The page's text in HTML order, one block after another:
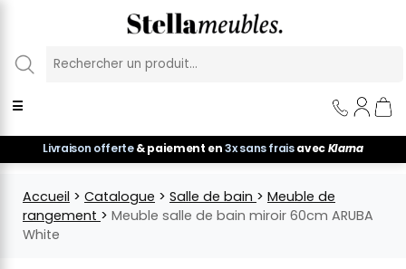
☰
Livraison offerte& paiement en3x sans fraisavecKlarna
Accueil > Catalogue > Salle de bain > Meuble de
rangement > Meuble salle de bain miroir 60cm ARUBA
White
Panneau de gestion des cookies